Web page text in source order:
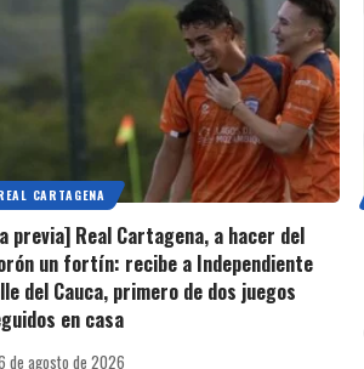
CARTAGENA
previa] Real Cartagena, a hacer del
un fortín: recibe a Independiente
del Cauca, primero de dos juegos
en casa
de agosto de 2026